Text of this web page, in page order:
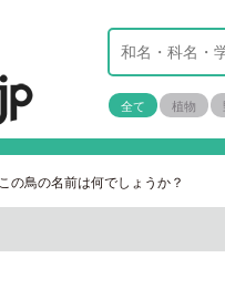
全て 植物
この鳥の名前は何でしょうか？